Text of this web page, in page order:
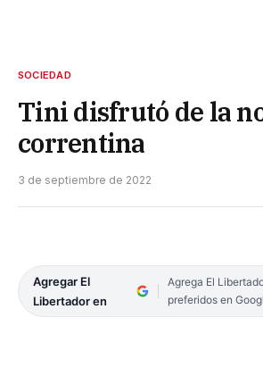
SOCIEDAD
Tini disfrutó de la
correntina
3 de septiembre de 2022
Agregar El
Libertador en
Agrega El
preferidos en